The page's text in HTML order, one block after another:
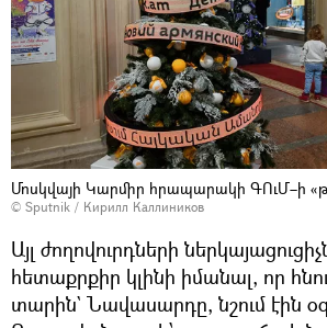
Մոսկվայի Կարմիր հրապարակի ԳՈւՄ–ի
© Sputnik / Кирилл Каллиников
Այլ ժողովուրդների
հետաքրքիր կլինի իմանալ, որ
տարին` Նավասարդը, նշում էին